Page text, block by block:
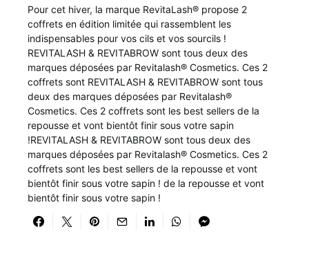
Pour cet hiver, la marque RevitaLash® propose 2
coffrets en édition limitée qui rassemblent les
indispensables pour vos cils et vos sourcils !
REVITALASH & REVITABROW sont tous deux des
marques déposées par Revitalash® Cosmetics. Ces 2
coffrets sont REVITALASH & REVITABROW sont tous
deux des marques déposées par Revitalash®
Cosmetics. Ces 2 coffrets sont les best sellers de la
repousse et vont bientôt finir sous votre sapin
!REVITALASH & REVITABROW sont tous deux des
marques déposées par Revitalash® Cosmetics. Ces 2
coffrets sont les best sellers de la repousse et vont
bientôt finir sous votre sapin ! de la repousse et vont
bientôt finir sous votre sapin !